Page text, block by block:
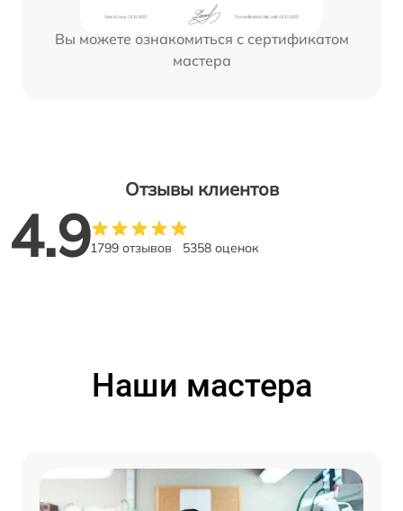
Вы можете ознакомиться с сертификатом
мастера
Отзывы клиентов
4.91799 отзывов 5358 оценок
Наши мастера